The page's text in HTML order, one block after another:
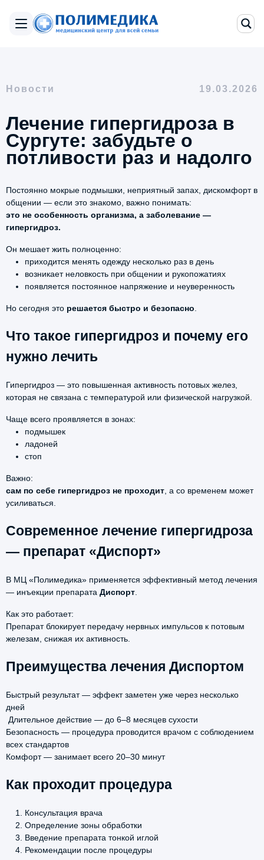
Новости 19.03.2026
Лечение гипергидроза в
Сургуте: забудьте о
потливости раз и надолго
Постоянно мокрые подмышки, неприятный запах, дискомфорт в
общении — если это знакомо, важно понимать:
это не особенность организма, а заболевание —
гипергидроз.
Он мешает жить полноценно:
приходится менять одежду несколько раз в день
возникает неловкость при общении и рукопожатиях
появляется постоянное напряжение и неуверенность
Но сегодня это решается быстро и безопасно
Что такое гипергидроз и почему его
нужно лечить
Гипергидроз — это повышенная активность потовых желез,
которая не связана с температурой или физической нагрузкой.
Чаще всего проявляется в зонах:
подмышек
ладоней
стоп
Важно:
сам по себе гипергидроз не проходит , а со временем может
усиливаться.
Современное лечение гипергидроза
— препарат «Диспорт»
В МЦ «Полимедика» применяется эффективный метод лечения
— инъекции препарата Диспорт
Как это работает:
Препарат блокирует передачу нервных импульсов к потовым
железам, снижая их активность.
Преимущества лечения Диспортом
Быстрый результат — эффект заметен уже через несколько
дней
Длительное действие — до 6–8 месяцев сухости
Безопасность — процедура проводится врачом с соблюдением
всех стандартов
Комфорт — занимает всего 20–30 минут
Как проходит процедура
Консультация врача
Определение зоны обработки
Введение препарата тонкой иглой
Рекомендации после процедуры